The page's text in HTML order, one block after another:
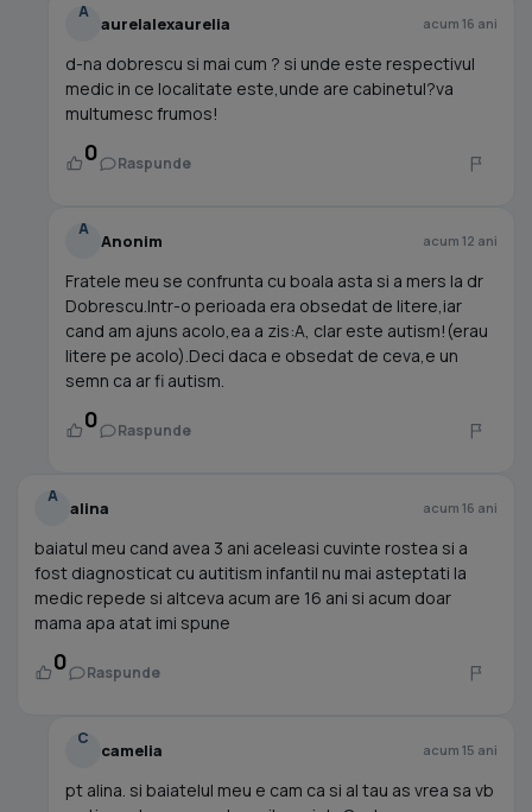
A
aurelalexaurelia acum 16 ani
d-na dobrescu si mai cum ? si unde este respectivul
medic in ce localitate este,unde are cabinetul?va
multumesc frumos!
0 Raspunde
A
Anonim acum 12 ani
Fratele meu se confrunta cu boala asta si a mers la dr
Dobrescu.Intr-o perioada era obsedat de litere,iar
cand am ajuns acolo,ea a zis:A, clar este autism!(erau
litere pe acolo).Deci daca e obsedat de ceva,e un
semn ca ar fi autism.
0 Raspunde
A
alina acum 16 ani
baiatul meu cand avea 3 ani aceleasi cuvinte rostea si a
fost diagnosticat cu autitism infantil nu mai asteptati la
medic repede si altceva acum are 16 ani si acum doar
mama apa atat imi spune
0 Raspunde
C
camelia acum 15 ani
pt alina. si baiatelul meu e cam ca si al tau as vrea sa vb